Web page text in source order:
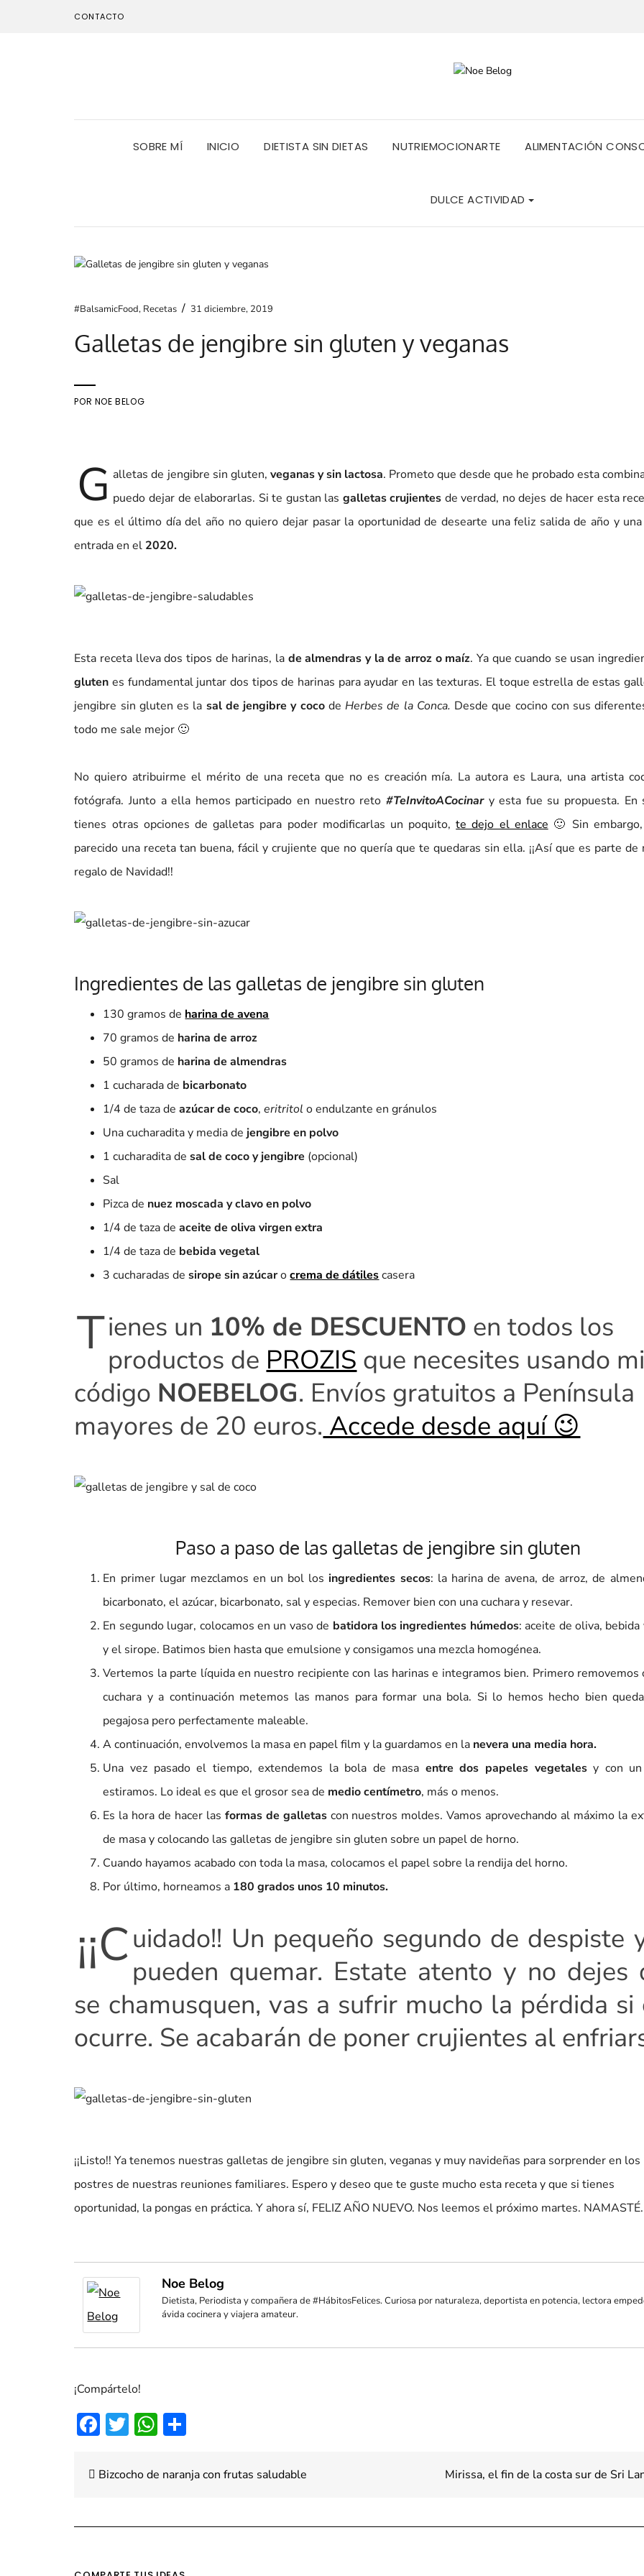
CONTACTO
SOBRE MÍ INICIO DIETISTA SIN DIETAS NUTRIEMOCIONARTE ALIMENTACIÓN
DULCE ACTIVIDAD
#BalsamicFood, Recetas / 31 diciembre, 2019
Galletas de jengibre sin gluten y veganas
POR NOE BELOG
G alletas de jengibre sin gluten, veganas y sin lactosa. Prometo que desde que he probado esta
puedo dejar de elaborarlas. Si te gustan las galletas crujientes de verdad, no dejes de hacer esta
que es el último día del año no quiero dejar pasar la oportunidad de desearte una feliz salida de año y una
entrada en el 2020.
Esta receta lleva dos tipos de harinas, la de almendras y la de arroz o maíz. Ya que cuando se usan
gluten es fundamental juntar dos tipos de harinas para ayudar en las texturas. El toque estrella de estas
jengibre sin gluten es la sal de jengibre y cocodeHerbes de la Conca. Desde que cocino con sus
todo me sale mejor 🙂
No quiero atribuirme el mérito de una receta que no es creación mía. La autora es Laura, una artista
fotógrafa. Junto a ella hemos participado en nuestro reto #TeInvitoACocinary esta fue su propuesta. En
tienes otras opciones de galletas para poder modificarlas un poquito,te dejo el enlace 🙂 Sin
parecido una receta tan buena, fácil y crujiente que no quería que te quedaras sin ella. ¡¡Así que es parte de
regalo de Navidad!!
Ingredientes de las galletas de jengibre sin gluten
130 gramos de harina de avena
70 gramos de harina de arroz
50 gramos de harina de almendras
1 cucharada de bicarbonato
1/4 de taza de azúcar de coco,eritritol o endulzante en gránulos
Una cucharadita y media de jengibre en polvo
1 cucharadita desal de coco y jengibre (opcional)
Sal
Pizca de nuez moscada y clavo en polvo
1/4 de taza deaceite de oliva virgen extra
1/4 de taza de bebida vegetal
3 cucharadas desirope sin azúcarocrema de dátilescasera
Tienes un 10% de DESCUENTO en todos los
productos de PROZIS que necesites usando mi
código NOEBELOG. Envíos gratuitos a Península
mayores de 20 euros. Accede desde aquí 😉
Paso a paso de las galletas de jengibre sin gluten
En primer lugar mezclamos en un bol los ingredientes secos: la harina de avena, de arroz, de
bicarbonato, el azúcar, bicarbonato, sal y especias. Remover bien con una cuchara y resevar.
En segundo lugar, colocamos en un vaso de batidora los ingredientes húmedos: aceite de oliva,
y el sirope. Batimos bien hasta que emulsione y consigamos una mezcla homogénea.
Vertemos la parte líquida en nuestro recipiente con las harinas e integramos bien. Primero removemos
cuchara y a continuación metemos las manos para formar una bola. Si lo hemos hecho bien
pegajosa pero perfectamente maleable.
A continuación, envolvemos la masa en papel film y la guardamos en la nevera una media hora.
Una vez pasado el tiempo, extendemos la bola de masa entre dos papeles vegetalesy con un
estiramos. Lo ideal es que el grosor sea de medio centímetro, más o menos.
Es la hora de hacer las formas de galletascon nuestros moldes. Vamos aprovechando al máximo la
de masa y colocando las galletas de jengibre sin gluten sobre un papel de horno.
Cuando hayamos acabado con toda la masa, colocamos el papel sobre la rendija del horno.
Por último, horneamos a 180 grados unos 10 minutos.
¡¡Cuidado!! Un pequeño segundo de despiste
pueden quemar. Estate atento y no dejes
se chamusquen, vas a sufrir mucho la pérdida si
ocurre. Se acabarán de poner crujientes al
¡¡Listo!! Ya tenemos nuestras galletas de jengibre sin gluten, veganas y muy navideñas para sorprender en los
postres de nuestras reuniones familiares. Espero y deseo que te guste mucho esta receta y que si tienes
oportunidad, la pongas en práctica. Y ahora sí, FELIZ AÑO NUEVO. Nos leemos el próximo martes. NAMASTÉ.
Noe Belog
Dietista, Periodista y compañera de #HábitosFelices. Curiosa por naturaleza, deportista en potencia, lectora
ávida cocinera y viajera amateur.
¡Compártelo!
Facebook
TwitterWhatsApp
de Bizcocho de naranja con frutas saludable Mirissa, el fin de la costa sur de Sri